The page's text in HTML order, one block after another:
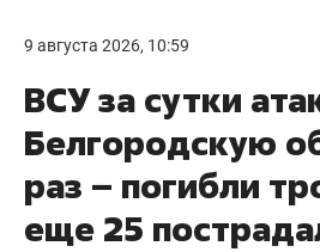
9 августа 2026, 10:59
ВСУ за сутки
Белгородскую
раз – погибли
еще 25